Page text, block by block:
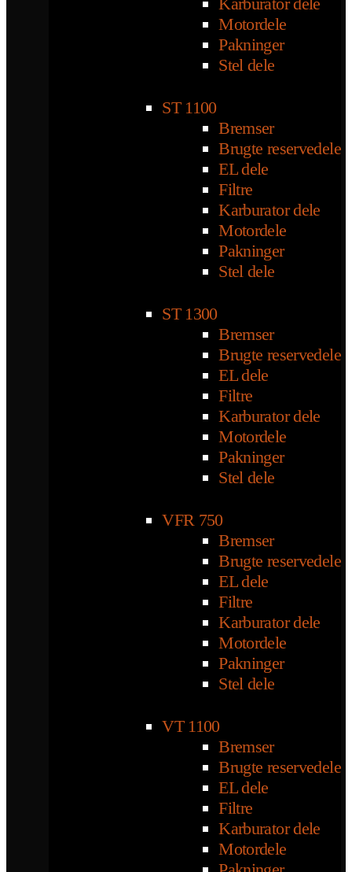
Motordele
Pakninger
Stel dele
ST 1100
Bremser
Brugte reservedele
EL dele
Filtre
Karburator dele
Motordele
Pakninger
Stel dele
ST 1300
Bremser
Brugte reservedele
EL dele
Filtre
Karburator dele
Motordele
Pakninger
Stel dele
VFR 750
Bremser
Brugte reservedele
EL dele
Filtre
Karburator dele
Motordele
Pakninger
Stel dele
VT 1100
Bremser
Brugte reservedele
EL dele
Filtre
Karburator dele
Motordele